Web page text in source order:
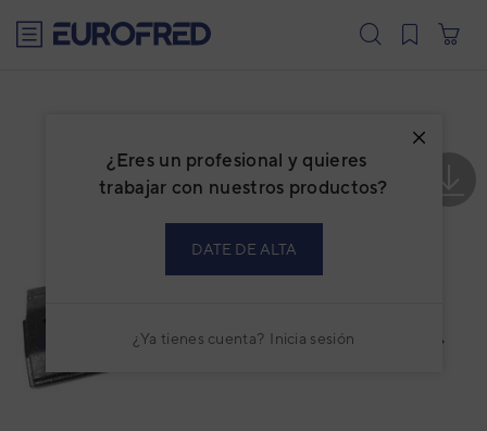
¿Eres un profesional y quieres
trabajar con nuestros productos?
DATE DE ALTA
¿Ya tienes cuenta? Inicia sesión